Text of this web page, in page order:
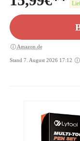
Amazon.de
Stand 7. August 2026 17:12